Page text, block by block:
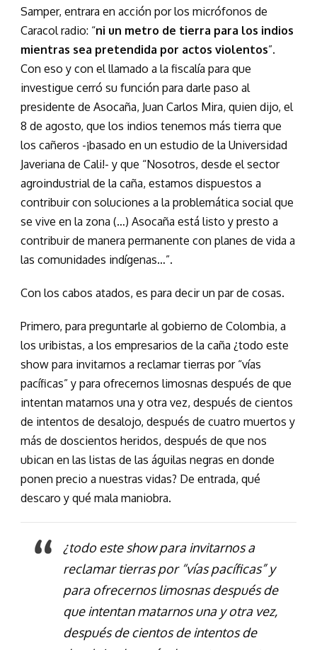
Samper, entrara en acción por los micrófonos de
Caracol radio: “ni un metro de tierra para los indios
mientras sea pretendida por actos violentos”.
Con eso y con el llamado a la fiscalía para que
investigue cerró su función para darle paso al
presidente de Asocaña, Juan Carlos Mira, quien dijo, el
8 de agosto, que los indios tenemos más tierra que
los cañeros -¡basado en un estudio de la Universidad
Javeriana de Cali!- y que “Nosotros, desde el sector
agroindustrial de la caña, estamos dispuestos a
contribuir con soluciones a la problemática social que
se vive en la zona (…) Asocaña está listo y presto a
contribuir de manera permanente con planes de vida a
las comunidades indígenas…”.
Con los cabos atados, es para decir un par de cosas.
Primero, para preguntarle al gobierno de Colombia, a
los uribistas, a los empresarios de la caña ¿todo este
show para invitarnos a reclamar tierras por “vías
pacíficas” y para ofrecernos limosnas después de que
intentan matarnos una y otra vez, después de cientos
de intentos de desalojo, después de cuatro muertos y
más de doscientos heridos, después de que nos
ubican en las listas de las águilas negras en donde
ponen precio a nuestras vidas? De entrada, qué
descaro y qué mala maniobra.
¿todo este show para invitarnos a
reclamar tierras por “vías pacíficas” y
para ofrecernos limosnas después de
que intentan matarnos una y otra vez,
después de cientos de intentos de